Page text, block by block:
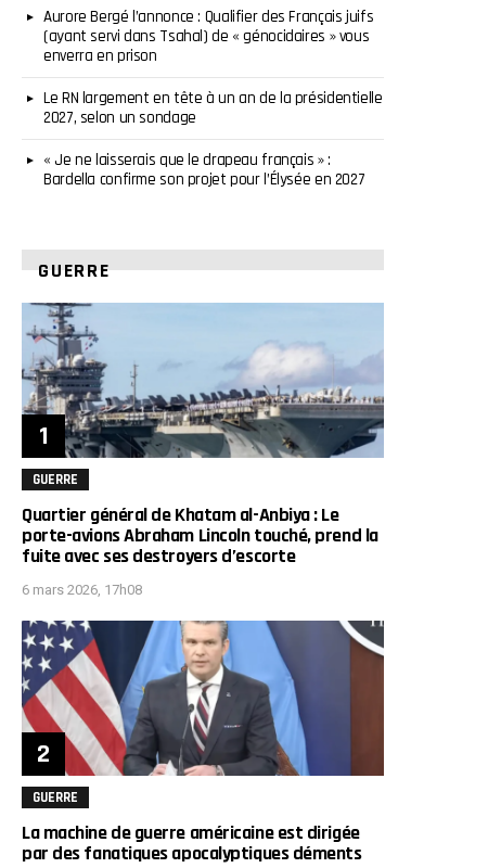
Aurore Bergé l’annonce : Qualifier des Français juifs
(ayant servi dans Tsahal) de « génocidaires » vous
enverra en prison
Le RN largement en tête à un an de la présidentielle
2027, selon un sondage
« Je ne laisserais que le drapeau français » :
Bardella confirme son projet pour l’Élysée en 2027
GUERRE
GUERRE
Quartier général de Khatam al-Anbiya : Le
porte-avions Abraham Lincoln touché, prend la
fuite avec ses destroyers d’escorte
6 mars 2026, 17h08
GUERRE
La machine de guerre américaine est dirigée
par des fanatiques apocalyptiques déments